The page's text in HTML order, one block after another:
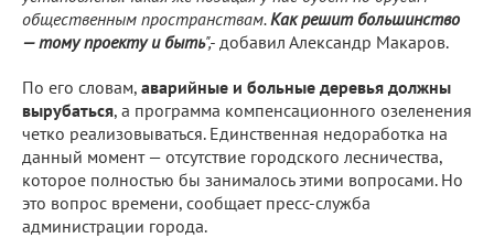
общественным пространствам.Как решит большинство
— тому проекту и быть",- добавил Александр Макаров.
По его словам, аварийные и больные деревья должны
вырубаться, а программа компенсационного озеленения
четко реализовываться. Единственная недоработка на
данный момент — отсутствие городского лесничества,
которое полностью бы занималось этими вопросами. Но
это вопрос времени, сообщает пресс-служба
администрации города.